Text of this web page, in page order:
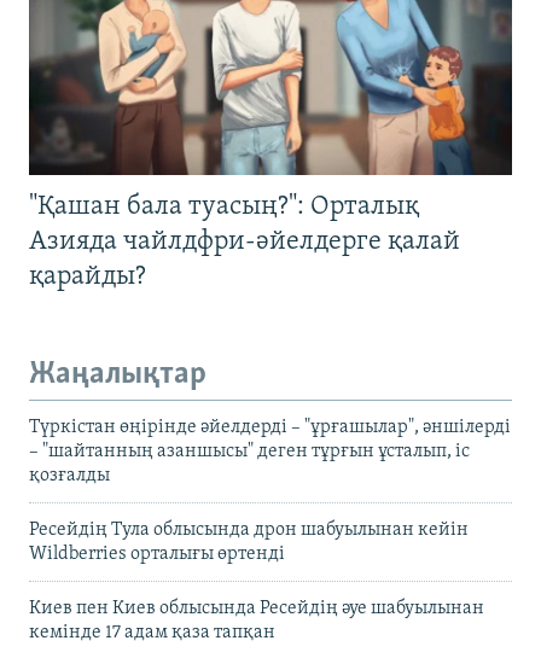
"Қашан бала туасың?": Орталық
Азияда чайлдфри-әйелдерге қалай
қарайды?
Жаңалықтар
Түркістан өңірінде әйелдерді – "ұрғашылар", әншілерді
– "шайтанның азаншысы" деген тұрғын ұсталып, іс
қозғалды
Ресейдің Тула облысында дрон шабуылынан кейін
Wildberries орталығы өртенді
Киев пен Киев облысында Ресейдің әуе шабуылынан
кемінде 17 адам қаза тапқан